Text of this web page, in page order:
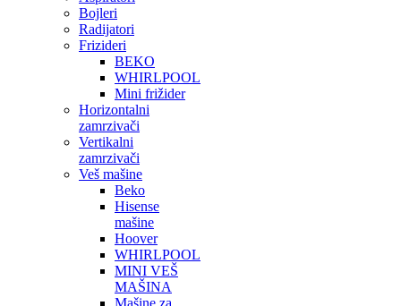
Bojleri
Radijatori
Frizideri
BEKO
WHIRLPOOL
Mini frižider
Horizontalni
zamrzivači
Vertikalni
zamrzivači
Veš mašine
Beko
Hisense
mašine
Hoover
WHIRLPOOL
MINI VEŠ
MAŠINA
Mašine za